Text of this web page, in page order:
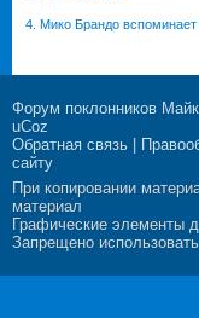
4. Мико Брандо вспоминает
Форум поклонников
uCoz
Обратная связь
сайту
При копировании
материал
Графические элементы
Запрещено